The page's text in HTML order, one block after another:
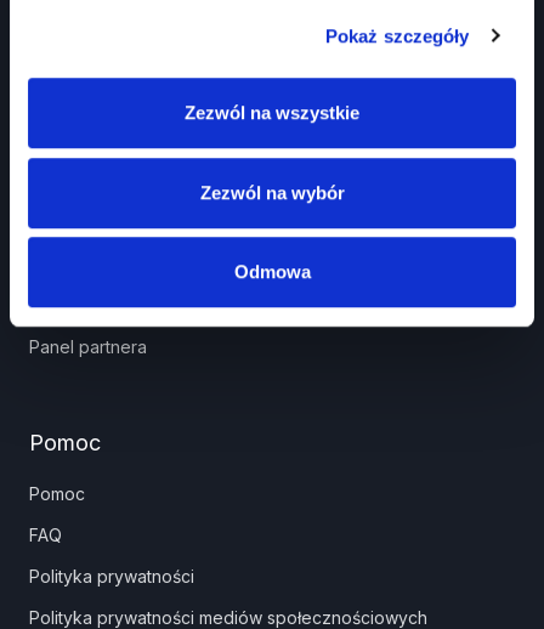
Pokaż szczegóły
Zezwól na wszystkie
Zezwól na wybór
Odmowa
Kurs Teorii Prawo Jazdy przez Internet?
Jak zdać prawo jazdy?
Jakie dokumenty i wnioski potrzebujesz?
Znaki drogowe
Panel partnera
Pomoc
Pomoc
FAQ
Polityka prywatności
Polityka prywatności mediów społecznościowych